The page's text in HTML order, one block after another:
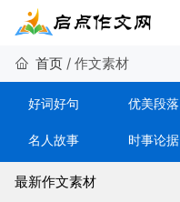
首页 / 作文素材
好词好句 优美段落
名人故事 时事论据
考场素材
最新作文素材